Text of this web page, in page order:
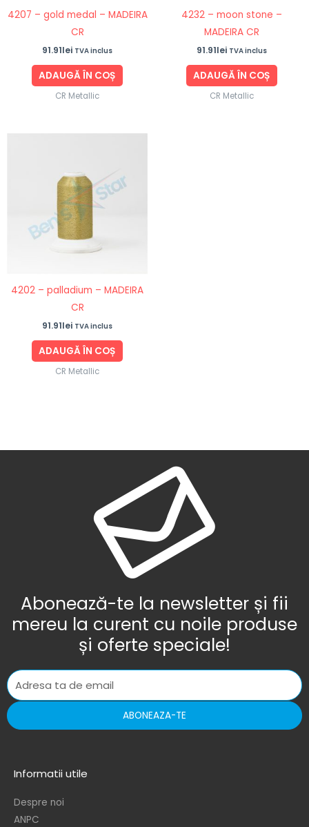
4207 – gold medal – MADEIRA
CR
91.91lei TVA inclus
ADAUGĂ ÎN COȘ
CR Metallic
4232 – moon stone –
MADEIRA CR
91.91lei TVA inclus
ADAUGĂ ÎN COȘ
CR Metallic
4202 – palladium – MADEIRA
CR
91.91lei TVA inclus
ADAUGĂ ÎN COȘ
CR Metallic
Abonează-te la newsletter și fii
mereu la curent cu noile produse
și oferte speciale!
ABONEAZA-TE
Informatii utile
Despre noi
ANPC